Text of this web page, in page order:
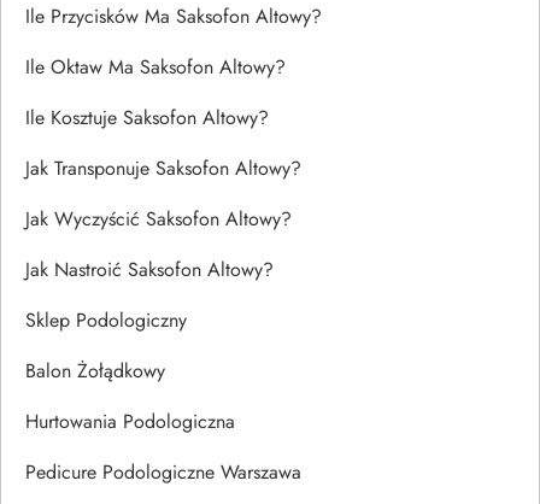
Ile Przycisków Ma Saksofon Altowy?
Ile Oktaw Ma Saksofon Altowy?
Ile Kosztuje Saksofon Altowy?
Jak Transponuje Saksofon Altowy?
Jak Wyczyścić Saksofon Altowy?
Jak Nastroić Saksofon Altowy?
Sklep Podologiczny
Balon Żołądkowy
Hurtowania Podologiczna
Pedicure Podologiczne Warszawa